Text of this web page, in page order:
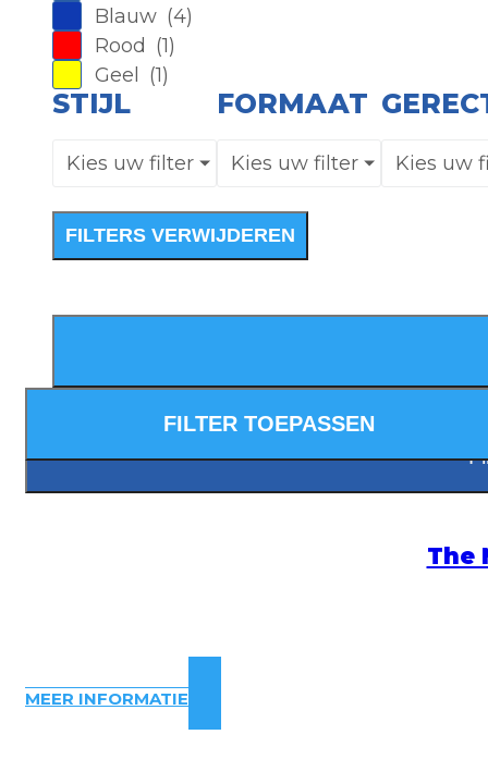
Blauw (4)
Rood (1)
Geel (1)
STIJL
Kies uw filter
FORMAAT
Kies uw filter Kies uw
FILTERS VERWIJDEREN
The
MEER INFORMATIE